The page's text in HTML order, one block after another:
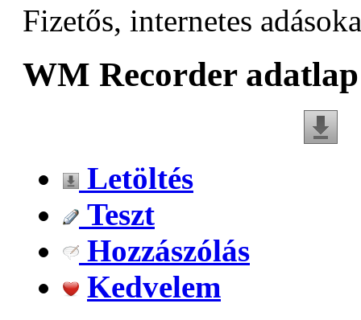
Fizetős, internetes
WM Recorder adatlap
Letöltés
Teszt
Hozzászólás
Kedvelem